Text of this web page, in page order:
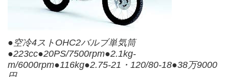
●空冷4ストOHC2バルブ単気筒
●223cc●20PS/7500rpm●2.1kg-
m/6000rpm●116kg●2.75-21・120/80-18●38万9000